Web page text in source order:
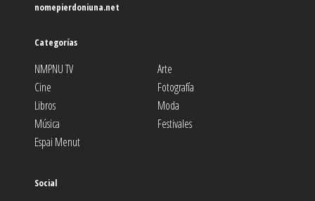
nomepierdoniuna.net
Categorías
NMPNU TV
Arte
Cine
Fotografía
Libros
Moda
Música
Festivales
Espai Menut
Social